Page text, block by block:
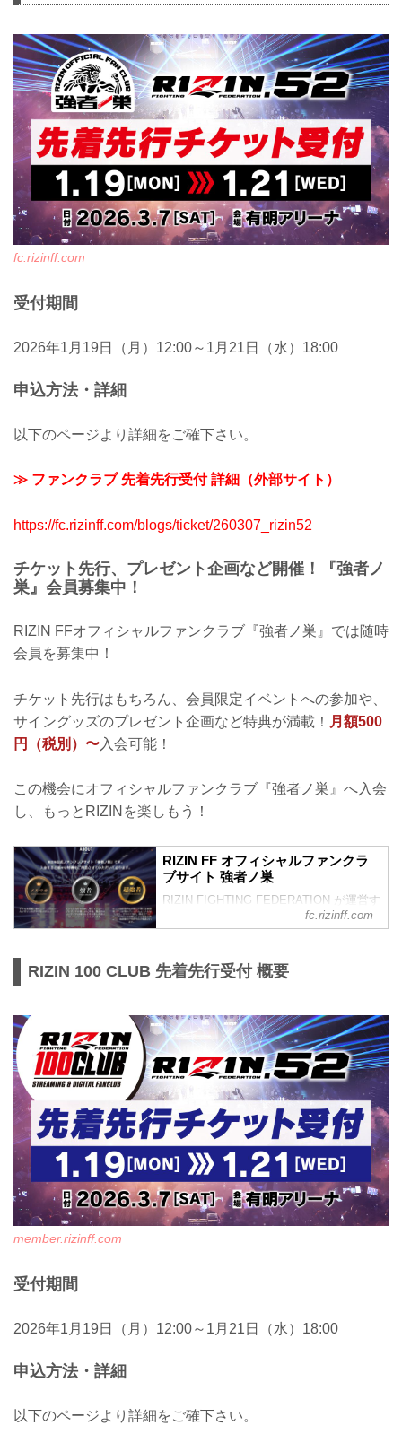
fc.rizinff.com
受付期間
2026年1月19日（月）12:00～1月21日（水）18:00
申込方法・詳細
以下のページより詳細をご確下さい。
≫ ファンクラブ 先着先行受付 詳細（外部サイト）
https://fc.rizinff.com/blogs/ticket/260307_rizin52
チケット先行、プレゼント企画など開催！『強者ノ
巣』会員募集中！
RIZIN FFオフィシャルファンクラブ『強者ノ巣』では随時
会員を募集中！
チケット先行はもちろん、会員限定イベントへの参加や、
サイングッズのプレゼント企画など特典が満載！ 月額500
円（税別）〜入会可能！
この機会にオフィシャルファンクラブ『強者ノ巣』へ入会
し、もっとRIZINを楽しもう！
RIZIN FF オフィシャルファンクラ
ブサイト 強者ノ巣
RIZIN FIGHTING FEDERATION が運営す
るオフィシャルファンクラブサイト強者
fc.rizinff.com
RIZIN 100 CLUB 先着先行受付 概要
member.rizinff.com
受付期間
2026年1月19日（月）12:00～1月21日（水）18:00
申込方法・詳細
以下のページより詳細をご確下さい。